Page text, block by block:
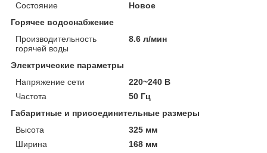
Состояние
Новое
Горячее водоснабжение
Производительность
горячей воды
8.6 л/мин
Электрические параметры
Напряжение сети
220~240 В
Частота
50 Гц
Габаритные и присоединительные размеры
Высота
325 мм
Ширина
168 мм